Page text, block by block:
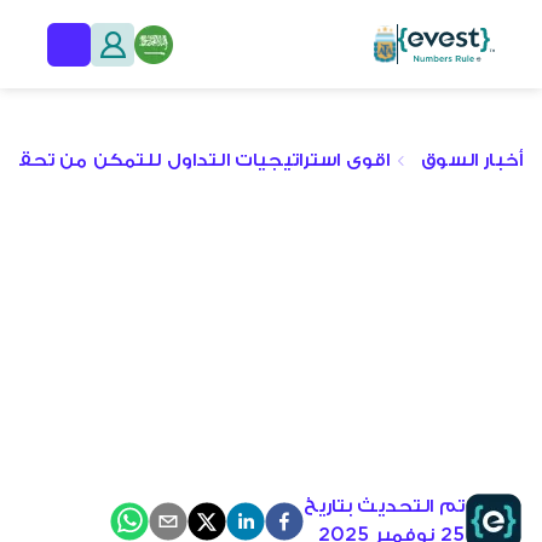
أخبار السوق اقوى استراتيجيات التداول للتمكن من
تم التحديث بتاريخ
٢٥ نوفمبر ٢٠٢٥